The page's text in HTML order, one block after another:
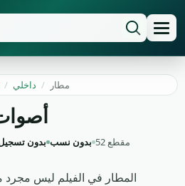
/ داخلي / مطار
بدون بدون نسب
52 مقطع
المطار في الفيلم ليس مجرد